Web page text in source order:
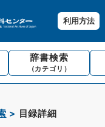
利用方法
辞書検索
（カテゴリ）
目録詳細